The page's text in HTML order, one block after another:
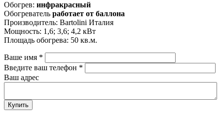
Обогрев: инфракрасный
Обогреватель работает от баллона
Производитель: Bartolini Италия
Мощность: 1,6; 3,6; 4,2 кВт
Площадь обогрева: 50 кв.м.
Ваше имя *
Введите ваш телефон *
Ваш адрес